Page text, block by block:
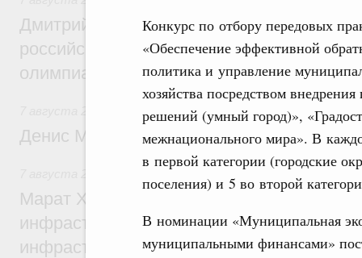
Конкурс по отбору передовых
«Обеспечение эффективной
политика и управление
хозяйства посредством
решений (умный город)»,
межнационального мира». В
в первой категории (городские
поселения) и 5 во второй
В номинации «Муниципальная
муниципальными финансами»
Дмитрий Чернышенко и Сергей Кравцов
российскую сборную с победой на
олимпиаде по искусственному
Общие вопросы промышленной политики
Денис Мантуров посетил Ярославскую
Бюджеты субъектов Федерации.
Марат Хуснуллин: 15 объектов
инфраструктуры построили и обновили
инфраструктурным кредитам